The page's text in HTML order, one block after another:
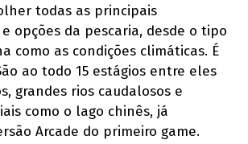
todas as principais
opções da pescaria, desde o tipo
como as condições climáticas. É
ao todo 15 estágios entre eles
grandes rios caudalosos e
como o lago chinês, já
Arcade do primeiro game.